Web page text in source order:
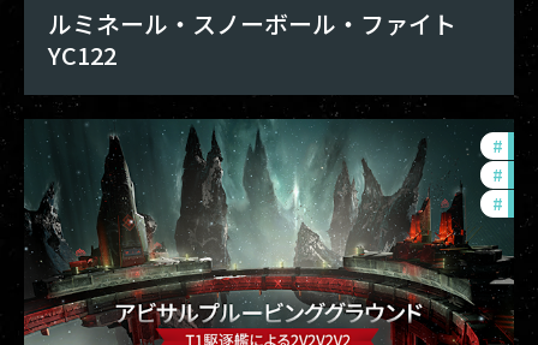
ルミネール・スノーボール・ファイト
YC122
#
#
#